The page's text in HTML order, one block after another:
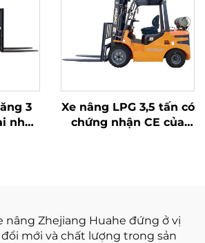
3
nhà
Xe nâng LPG 3,5 tấn có
chứng nhận CE của
nâng Zhejiang Huahe đứng ở vị
mới và chất lượng trong sản